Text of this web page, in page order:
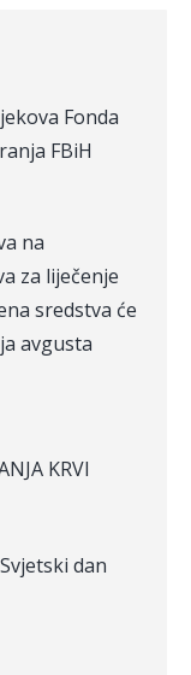
Fonda
FBiH
na
za liječenje
sredstva će
avgusta
KRVI
dan